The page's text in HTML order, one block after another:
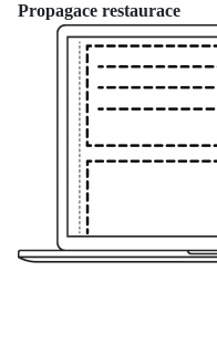
Propagace restaurace